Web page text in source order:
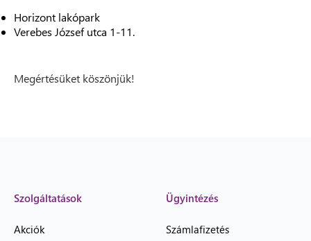
Horizont lakópark
Verebes József utca 1-11.
Megértésüket köszönjük!
Szolgáltatások
Akciók
Ügyintézés
Számlafizetés